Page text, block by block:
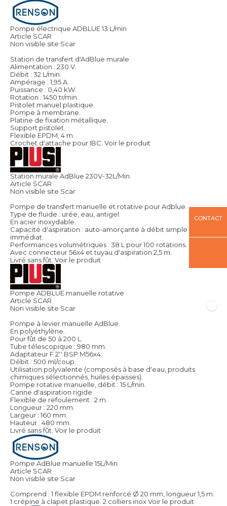
Pompe électrique ADBLUE 13 L/min
Article SCAR
Non visible site Scar
Station de transfert d'AdBlue murale.
Alimentation : 230 V.
Débit : 32 L/min.
Ampérage : 1,95 A.
Puissance : 0,40 kW.
Rotation : 1450 tr/min.
Pistolet manuel plastique.
Pompe à membrane.
Platine de fixation métallique.
Support pistolet.
Flexible EPDM, 4 m.
Crochet d'attache pour IBC. Voir le produit
Station murale AdBlue 230V-32L/Min
Article SCAR
Non visible site Scar
Pompe de transfert manuelle et rotative pour Adblue.
Type de fluide : urée, eau, antigel.
En acier inoxydable.
Capacité d'aspiration : auto-amorçante à débit simple et
immédiat.
Performances volumétriques : 38 L pour 100 rotations.
Avec connecteur 56x4 et tuyau d'aspiration 2,5 m.
Livré sans fût. Voir le produit
Pompe ADBLUE manuelle rotative
Article SCAR
Non visible site Scar
Pompe à levier manuelle AdBlue.
En polyéthylène.
Pour fût de 50 à 200 L.
Tube télescopique : 980 mm.
Adaptateur F 2'' BSP M56x4.
Débit : 500 ml/coup.
Utilisation polyvalente (composés à base d'eau, produits
chimiques sélectionnés, huiles épaisses).
Pompe rotative manuelle, débit : 15 L/min.
Canne d'aspiration rigide.
Flexible de refoulement : 2 m.
Longueur : 220 mm.
Largeur : 160 mm.
Hauteur : 480 mm.
Livré sans fût. Voir le produit
Pompe AdBlue manuelle 15L/Min
Article SCAR
Non visible site Scar
Comprend : 1 flexible EPDM renforcé Ø 20 mm, longueur 1,5 m.
1 crépine à clapet plastique. 2 colliers inoxVoir le produit
CONTACT